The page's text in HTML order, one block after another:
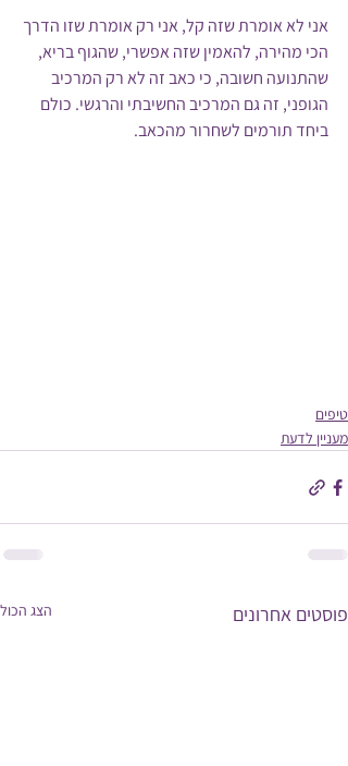
אני לא אומרת שזה קל, אני רק אומרת שזו הדרך
הכי מהירה, להאמין שזה אפשרי, שהגוף בריא,
שהתנועה חשובה, כי כאב זה לא רק המרכיב
הגופני, זה גם המרכיב החשיבתי והרגשי. כולם
ביחד תורמים לשחרור מהכאב.
טיפים
מעניין לדעת
פוסטים אחרונים הצג הכול